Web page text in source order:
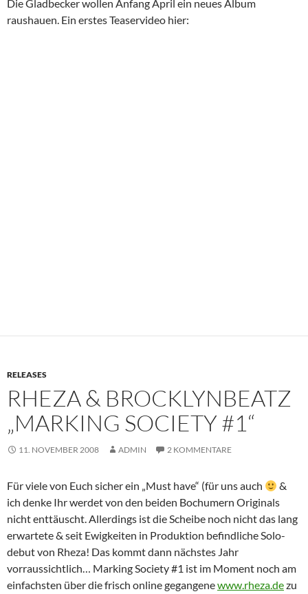
Die Gladbecker wollen Anfang April ein neues Album
raushauen. Ein erstes Teaservideo hier:
RELEASES
RHEZA & BROCKLYNBEATZ
„MARKING SOCIETY #1“
11. NOVEMBER 2008 ADMIN 2 KOMMENTARE
Für viele von Euch sicher ein „Must have“ (für uns auch
&
ich denke Ihr werdet von den beiden Bochumern Originals
nicht enttäuscht. Allerdings ist die Scheibe noch nicht das lang
erwartete & seit Ewigkeiten in Produktion befindliche Solo-
debut von Rheza! Das kommt dann nächstes Jahr
vorraussichtlich… Marking Society #1 ist im Moment noch am
einfachsten über die frisch online gegangenewww.rheza.dezu